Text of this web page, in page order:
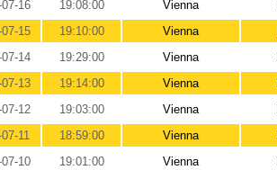
16
19:08:00 Vienna
15
19:10:00 Vienna
14
19:29:00 Vienna
13
19:14:00 Vienna
12
19:03:00 Vienna
11
18:59:00 Vienna
10
19:01:00 Vienna